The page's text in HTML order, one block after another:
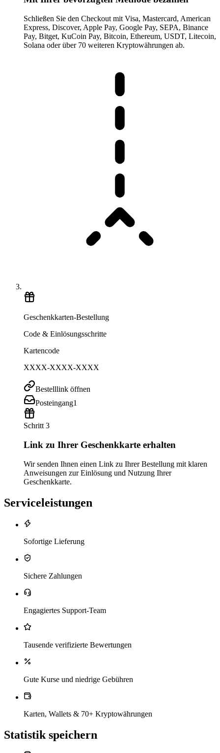
Schließen Sie den Checkout mit Visa, Mastercard, American
Express, Discover, Apple Pay, Google Pay, SEPA, Binance
Pay, Bitget, KuCoin Pay, Bitcoin, Ethereum, USDT, Litecoin,
Solana oder über 70 weiteren Kryptowährungen ab.
Geschenkkarten-Bestellung
Code & Einlösungsschritte
Kartencode
XXXX-XXXX-XXXX
Bestelllink öffnen
Posteingang1
Schritt 3
Link zu Ihrer Geschenkkarte erhalten
Wir senden Ihnen einen Link zu Ihrer Bestellung mit klaren
Anweisungen zur Einlösung und Nutzung Ihrer
Geschenkkarte.
Serviceleistungen
Sofortige Lieferung
Sichere Zahlungen
Engagiertes Support-Team
Tausende verifizierte Bewertungen
Gute Kurse und niedrige Gebühren
Karten, Wallets & 70+ Kryptowährungen
Statistik speichern